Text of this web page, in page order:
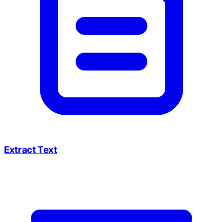
Extract Text